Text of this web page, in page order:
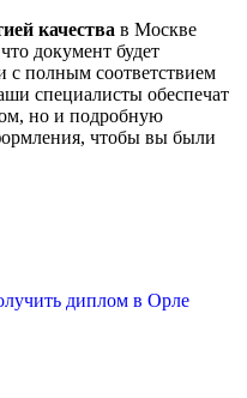
качества в Москве
документ будет
с полным соответствием
специалисты обеспечат
но и подробную
чтобы вы были
диплом в Орле